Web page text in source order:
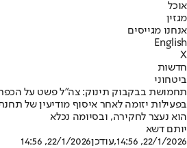
אוכל
מגזין
אנחנו מגייסים
English
X
חדשות
ביטחוני
תחמושת בבקבוק תינוק: צה"ל פשט על
בפעילות יזומה לאחר איסוף מודיעין של
הוא נעצר לחקירה, ובסיומה נכלא
יותם דשא
22/1/2026, 14:56
,עודכן22/1/2026, 14:56